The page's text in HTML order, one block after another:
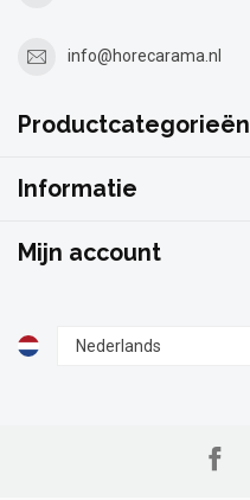
info@horecarama.nl
Productcategorieën
Informatie
Mijn account